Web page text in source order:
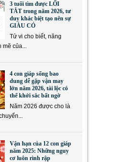
3 tuổi tìm được LỐI
TẮT trong năm 2026, tư
duy khác biệt tạo nên sự
GIÀU CÓ
Tử vi cho biết, năng
mẽ của...
4 con giáp sống bao
dung dễ gặp vận may
lớn năm 2026, tài lộc có
thể khởi sắc bất ngờ
Năm 2026 được cho là
Vận hạn của 12 con giáp
năm 2025: Những nguy
cơ luôn rình rập